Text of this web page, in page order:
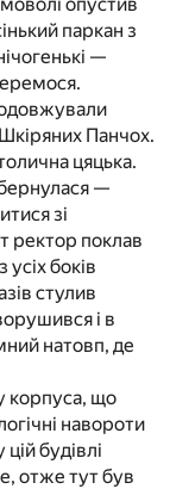
паркан з
—
Панчох.
цяцька.
—
зі
ректор поклав
боків
стулив
і в
натовп, де
корпуса, що
навороти
будівлі
отже тут був